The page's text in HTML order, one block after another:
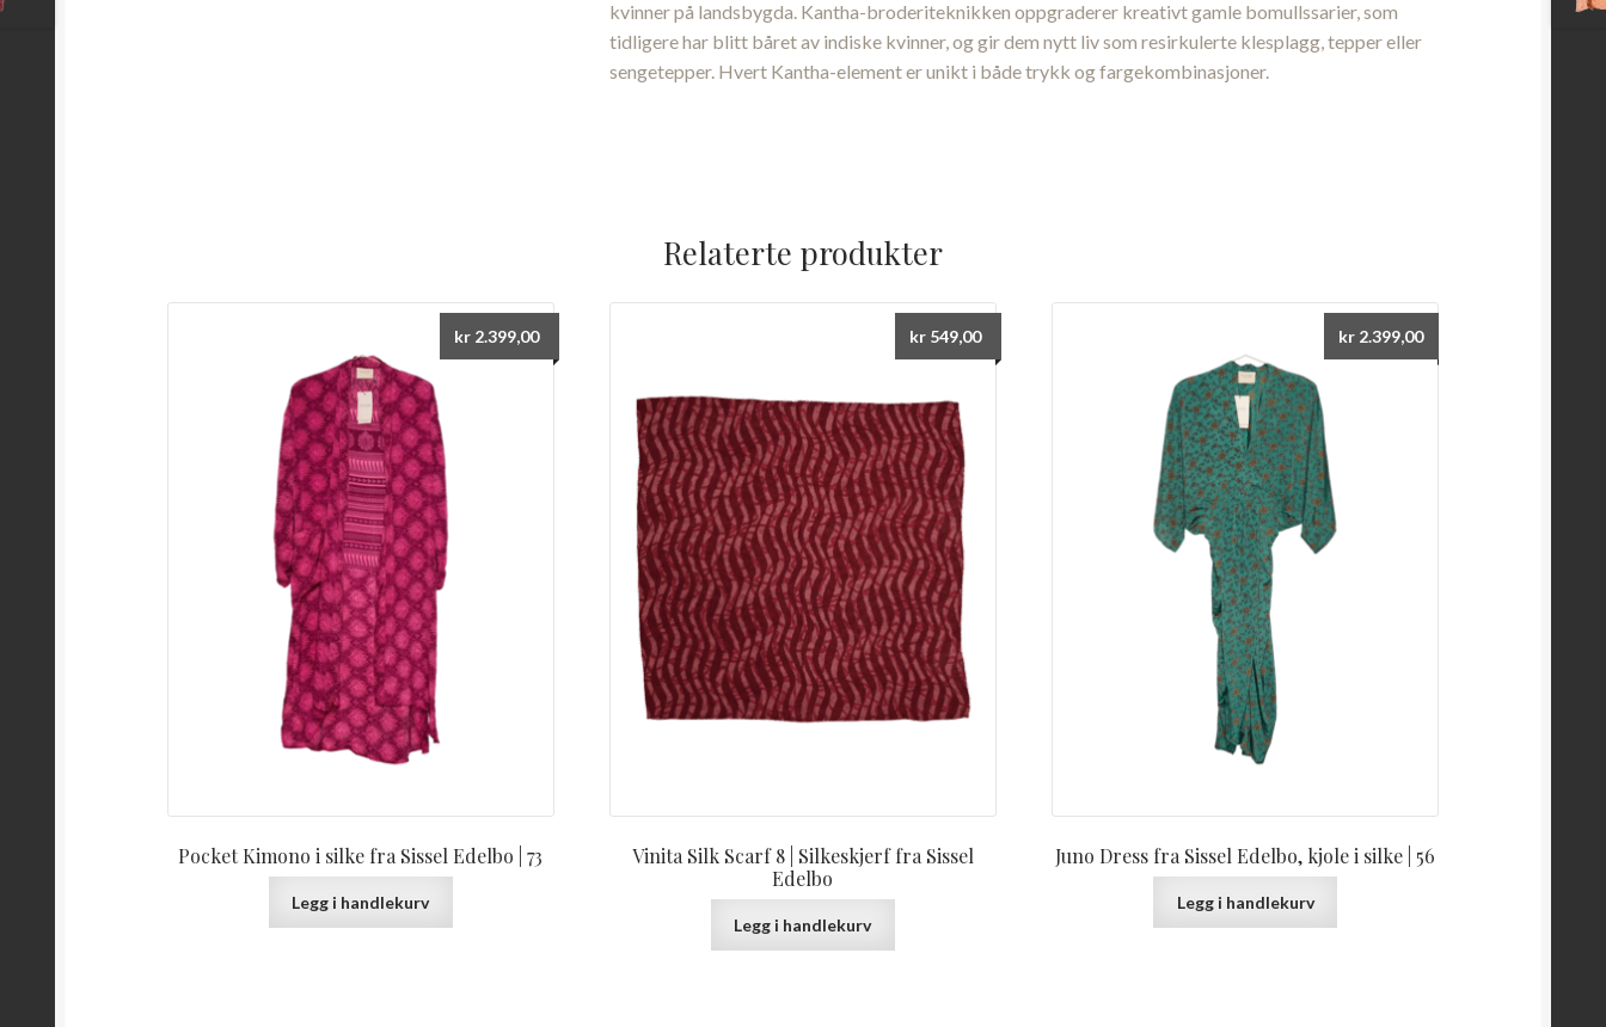
kvinner på landsbygda. Kantha-broderiteknikken oppgraderer kreativt gamle bomullssarier, som
tidligere har blitt båret av indiske kvinner, og gir dem nytt liv som resirkulerte klesplagg, tepper eller
sengetepper. Hvert Kantha-element er unikt i både trykk og fargekombinasjoner.
Relaterte produkter
Pocket Kimono i silke fra Sissel Edelbo | 73
kr2.399,00
Legg i handlekurv
Vinita Silk Scarf 8 | Silkeskjerf fra Sissel
Edelbo
kr549,00
Legg i handlekurv
Juno Dress fra Sissel Edelbo, kjole i silke | 56
kr2.399,00
Legg i handlekurv